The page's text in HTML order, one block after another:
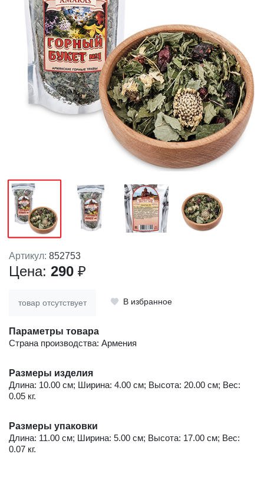
Артикул: 852753
Цена: 290 ₽
товар отсутствует В избранное
Параметры товара
Страна производства: Армения
Размеры изделия
Длина: 10.00 см; Ширина: 4.00 см; Высота: 20.00 см; Вес:
0.05 кг.
Размеры упаковки
Длина: 11.00 см; Ширина: 5.00 см; Высота: 17.00 см; Вес:
0.07 кг.